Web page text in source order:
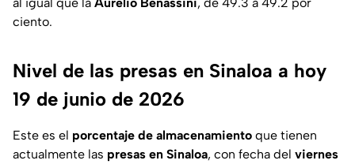
ciento.
Nivel de las presas en Sinaloa a hoy
19 de junio de 2026
Este es el porcentaje de almacenamiento que tienen
actualmente las presas en Sinaloa, con fecha del viernes